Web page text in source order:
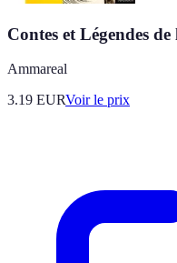
Contes et Légendes
Ammareal
3.19 EURVoir le prix